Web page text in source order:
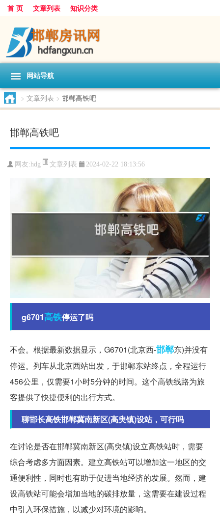
首 页 文章列表 知识分类
网站导航
> 文章列表 > 邯郸高铁吧
邯郸高铁吧
网友:hdg 文章列表 2024-02-22 18:13:56
g6701高铁停运了吗
不会。根据最新数据显示，G6701(北京西-邯郸东)并没有
停运。列车从北京西站出发，于邯郸东站终点，全程运行
456公里，仅需要1小时5分钟的时间。这个高铁线路为旅
客提供了快捷便利的出行方式。
聊邯长高铁邯郸冀南新区(高臾镇)设站，可行吗
在讨论是否在邯郸冀南新区(高臾镇)设立高铁站时，需要
综合考虑多方面因素。建立高铁站可以增加这一地区的交
通便利性，同时也有助于促进当地经济的发展。然而，建
设高铁站可能会增加当地的碳排放量，这需要在建设过程
中引入环保措施，以减少对环境的影响。